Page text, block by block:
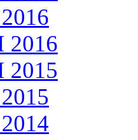
2016
2015